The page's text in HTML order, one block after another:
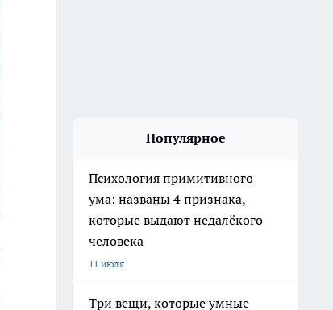
Популярное
Психология примитивного
ума: названы 4 признака,
которые выдают недалёкого
человека
11 июля
Три вещи, которые умные